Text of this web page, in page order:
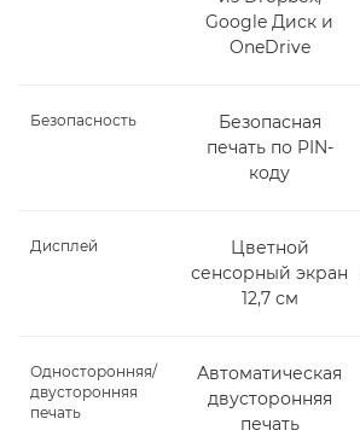
Google Диск и
OneDrive
Безопасность
Безопасная
печать по PIN-
коду
Дисплей
Цветной
сенсорный экран
12,7 см
Односторонняя/
двусторонняя
печать
Автоматическая
двусторонняя
печать